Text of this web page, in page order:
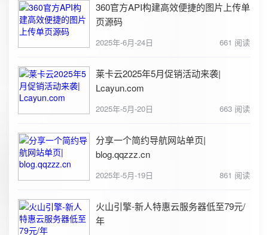
360官方API构建高效便捷的图片上传单
页源码
2025年-6月-24日 661 阅读
莱卡云2025年5月促销活动来袭|
Lcayun.com
2025年-5月-20日 663 阅读
分享一个简约导航网站单页|
blog.qqzzz.cn
2025年-5月-19日 861 阅读
火山引擎-新人特惠云服务器低至79元/
年